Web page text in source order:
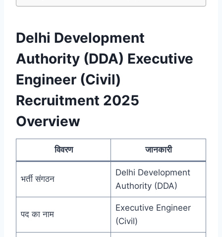
Delhi Development
Authority (DDA) Executive
Engineer (Civil)
Recruitment 2025
Overview
विवरण जानकारी
भर्ती संगठन
Delhi Development
Authority (DDA)
पद का नाम
Executive Engineer
(Civil)